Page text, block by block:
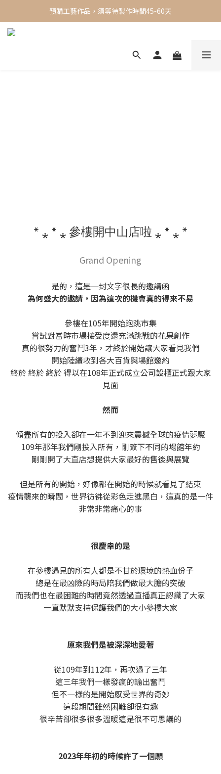
✨ 現貨專區 ✨ 一週內出貨，限時買三送一
預購工藝作品，須等待製作時間45-60天
* ⁎ * ⁎ 參樓開中山店啦 ⁎ * ⁎ *
Grand Opening
是的，這是一封文字很長的邀請函
為何盛大的邀請，因為這次的機會真的得來不易
參樓在105年開始跑跳市集
嘗試對當時市場接受度還充滿跳戰的花果創作
真的很努力的奮鬥3年，才終於開始讓大家看見我們
開始陸續收到各大百貨與場館邀約
終於 終於 終於 得以在108年正式成立公司設櫃正式跟大家
見面
然而
傾盡所有的投入卻在一年不到迎來震撼全球的疫情夢魘
109年那年我們剛投入所有，剛簽下不同的場館年約
剛剛開了大直店想提供大家最好的售後與展覽
但是所有的開始，好像都在開始的時候就看見了結束
疫情襲來的瞬間，世界彷彿從彩色走進黑白，這真的是一件
非常非常痛心的事
很慶幸的是
在參樓遇見的所有人都是不甘於環境的熱血份子
總是在最凶險的時局陪我們做最大膽的突破
而我們也在最困難的時間竟然透過直播真正認識了大家
一直默默支持保護我們的大小參樓大家
原來我們是被深深地愛著
從109年到112年，再次過了三年
這三年我們一樣發瘋的輸出奮鬥
但不一樣的是開始感受世界的奇妙
這段期間雖然困難卻很有趣
很辛苦卻很多很多溫暖這是很不可思議的
2023年年初的時候許了一個願